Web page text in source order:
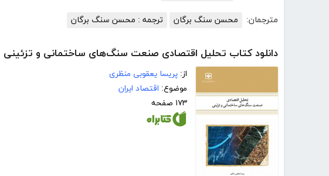
مترجمان: محسن سنگ برگان ترجمه : محسن سنگ برگان
دانلود کتاب تحلیل اقتصادی صنعت سنگ‌های ساختمانی و تزئینی
از: پریسا یعقوبی منظری
موضوع: اقتصاد ایران
۱۷۳ صفحه